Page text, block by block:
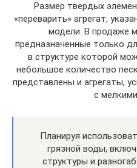
Размер твердых
«переварить» агрегат,
модели. В продаже
предназначенные только
в структуре которой
небольшое количество
представлены и агрегаты,
с
Планируя
грязной воды,
структуры и